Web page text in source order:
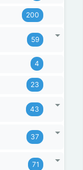
200
59
4
23
43
37
71